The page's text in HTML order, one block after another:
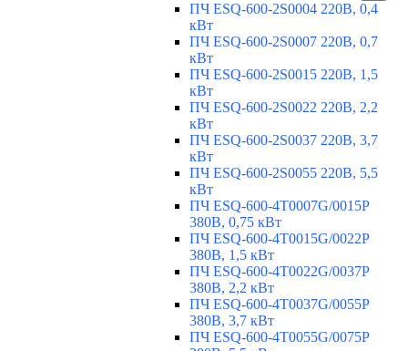
ПЧ ESQ-600-2S0004 220В, 0,4
кВт
ПЧ ESQ-600-2S0007 220В, 0,7
кВт
ПЧ ESQ-600-2S0015 220В, 1,5
кВт
ПЧ ESQ-600-2S0022 220В, 2,2
кВт
ПЧ ESQ-600-2S0037 220В, 3,7
кВт
ПЧ ESQ-600-2S0055 220В, 5,5
кВт
ПЧ ESQ-600-4T0007G/0015P
380В, 0,75 кВт
ПЧ ESQ-600-4T0015G/0022P
380В, 1,5 кВт
ПЧ ESQ-600-4T0022G/0037P
380В, 2,2 кВт
ПЧ ESQ-600-4T0037G/0055P
380В, 3,7 кВт
ПЧ ESQ-600-4T0055G/0075P